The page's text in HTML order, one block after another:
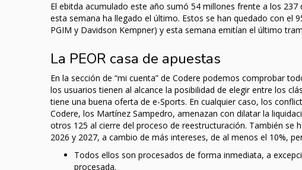
El ebitda acumulado este año sumó 54 millones frente a los
esta semana ha llegado el último. Estos se han quedado con el
PGIM y Davidson Kempner) y esta semana emitían el último
La PEOR casa de apuestas
En la sección de “mi cuenta” de Codere podemos comprobar
los usuarios tienen al alcance la posibilidad de elegir entre los
tiene una buena oferta de e-Sports. En cualquier caso, los
Codere, los Martínez Sampedro, amenazan con dilatar la
otros 125 al cierre del proceso de reestructuración. También
2026 y 2027, a cambio de más intereses, de al menos el 10%,
Todos ellos son procesados de forma inmediata, a
procesada.